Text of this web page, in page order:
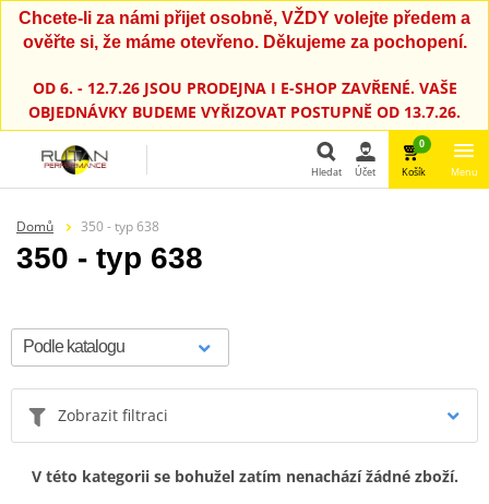
Chcete-li za námi přijet osobně, VŽDY volejte předem a
ověřte si, že máme otevřeno. Děkujeme za pochopení.
OD 6. - 12.7.26 JSOU PRODEJNA I E-SHOP ZAVŘENÉ. VAŠE
OBJEDNÁVKY BUDEME VYŘIZOVAT POSTUPNĚ OD 13.7.26.
Hledat Účet
0
Košík Menu
Domů 350 - typ 638
350 - typ 638
Zobrazit filtraci
V této kategorii se bohužel zatím nenachází žádné zboží.